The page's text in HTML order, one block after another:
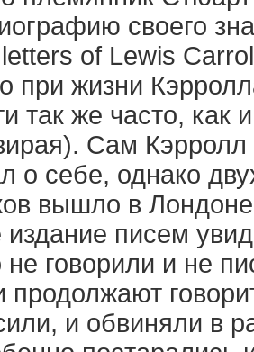
своего
of Lewis
при жизни
так же часто, как
Сам
о себе, однако
вышло в
писем
не говорили и не
продолжают
и обвиняли в